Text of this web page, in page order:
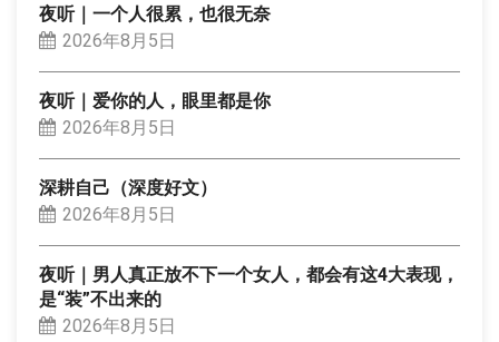
夜听｜一个人很累，也很无奈
2026年8月5日
夜听｜爱你的人，眼里都是你
2026年8月5日
深耕自己（深度好文）
2026年8月5日
夜听｜男人真正放不下一个女人，都会有这4大表现，
是“装”不出来的
2026年8月5日